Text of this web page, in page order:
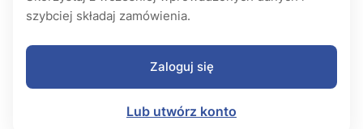
szybciej składaj zamówienia.
Zaloguj się
Lub utwórz konto